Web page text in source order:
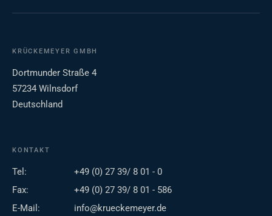
KRÜCKEMEYER GMBH
Dortmunder Straße 4
57234 Wilnsdorf
Deutschland
KONTAKT
Tel:
+49 (0) 27 39/ 8 01 - 0
Fax:
+49 (0) 27 39/ 8 01 - 586
E-Mail:
info@krueckemeyer.de